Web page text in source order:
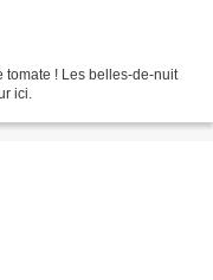
tomate ! Les belles-de-nuit
ici.